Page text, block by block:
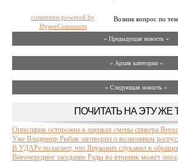
Возник вопрос по
comments powered by
HyperComments
« Предыдущая новость «
» Архив категории «
» Следующая новость »
ПОЧИТАТЬ НА ЭТУ ЖЕ
Оппозиция осторожна в оценках смены спикера
Уже Владимир Рыбак заговорил о возможном
В УДАРе полагают, что Янукович слукавил в
Внеочередное заседание Рады во вторник может